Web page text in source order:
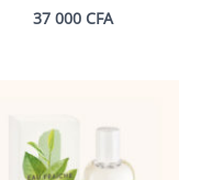
37 000 CFA